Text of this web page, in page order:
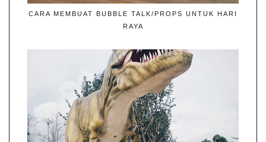
CARA MEMBUAT BUBBLE TALK/PROPS UNTUK HARI
RAYA